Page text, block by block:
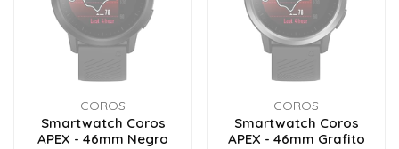
COROS
Smartwatch Coros
APEX - 46mm Negro
COROS
Smartwatch Coros
APEX - 46mm Grafito